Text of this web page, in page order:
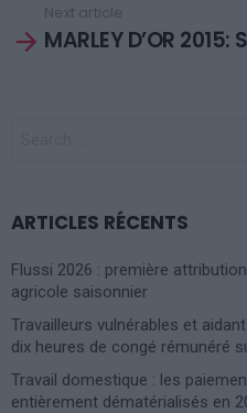
Next article
MARLEY D’OR
ARTICLES RÉCENTS
Flussi 2026 : première
agricole saisonnier
Travailleurs vulnérables et
dix heures de congé rémunéré
Travail domestique : les
entièrement dématérialisés en